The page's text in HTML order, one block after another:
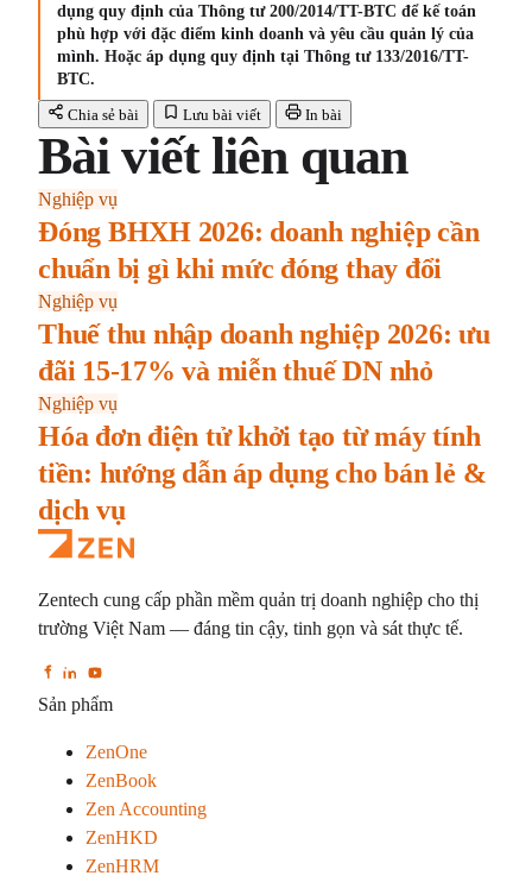
dụng quy định của Thông tư 200/2014/TT-BTC để kế toán
phù hợp với đặc điểm kinh doanh và yêu cầu quản lý của
mình. Hoặc áp dụng quy định tại Thông tư 133/2016/TT-
BTC.
Chia sẻ bài
Lưu bài viết In bài
Bài viết liên quan
Nghiệp vụ
Đóng BHXH 2026: doanh nghiệp cần
chuẩn bị gì khi mức đóng thay đổi
Nghiệp vụ
Thuế thu nhập doanh nghiệp 2026: ưu
đãi 15-17% và miễn thuế DN nhỏ
Nghiệp vụ
Hóa đơn điện tử khởi tạo từ máy tính
tiền: hướng dẫn áp dụng cho bán lẻ &
dịch vụ
Zentech cung cấp phần mềm quản trị doanh nghiệp cho thị
trường Việt Nam — đáng tin cậy, tinh gọn và sát thực tế.
Sản phẩm
ZenOne
ZenBook
Zen Accounting
ZenHKD
ZenHRM